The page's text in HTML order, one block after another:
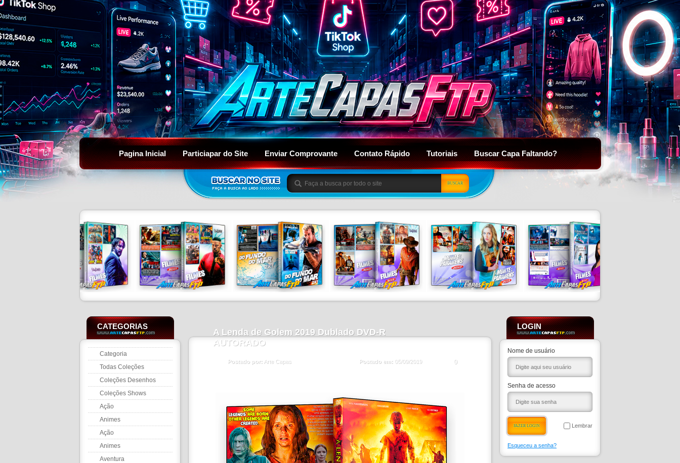
Pagina Inicial Particiapar do Site Enviar Comprovante Contato Rápido Tutoriais Buscar Capa Faltando?
BUSCAR
CATEGORIAS
Categoria
Todas Coleções
Coleções Desenhos
Coleções Shows
Ação
Animes
Ação
Animes
Aventura
A Lenda de Golem 2019 Dublado DVD-R
AUTORADO
Postado por: Arte Capas 0
Postado em: 05/09/2019
LOGIN
Nome de usuário
Senha de acesso
Lembrar
Esqueceu a senha?